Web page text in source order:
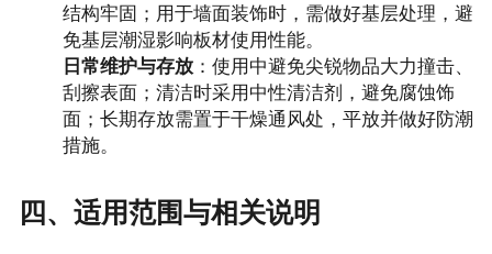
结构牢固；用于墙面装饰时，需做好基层处理，避
免基层潮湿影响板材使用性能。
日常维护与存放：使用中避免尖锐物品大力撞击、
刮擦表面；清洁时采用中性清洁剂，避免腐蚀饰
面；长期存放需置于干燥通风处，平放并做好防潮
措施。
四、适用范围与相关说明